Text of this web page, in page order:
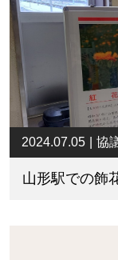
2024.07.05 協
山形駅での飾